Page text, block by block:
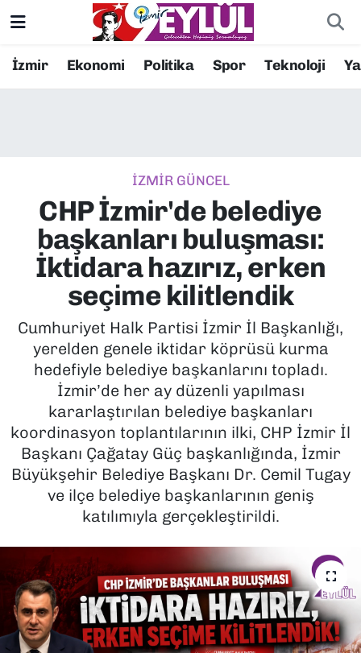
İzmir Ekonomi Politika Spor Teknoloji
İZMİR GÜNCEL
CHP İzmir'de belediye
başkanları buluşması:
İktidara hazırız, erken
seçime kilitlendik
Cumhuriyet Halk Partisi İzmir İl Başkanlığı,
yerelden genele iktidar köprüsü kurma
hedefiyle belediye başkanlarını topladı.
İzmir’de her ay düzenli yapılması
kararlaştırılan belediye başkanları
koordinasyon toplantılarının ilki, CHP İzmir İl
Başkanı Çağatay Güç başkanlığında, İzmir
Büyükşehir Belediye Başkanı Dr. Cemil Tugay
ve ilçe belediye başkanlarının geniş
katılımıyla gerçekleştirildi.
Resmi İlanlar
EKONOMİ
KÜLTÜR SANAT
MAGAZİN
POLİTİKA
SAĞLIK
SPOR
TEKNOLOJİ
YAŞAM
YEREL YÖNETİMLER
Konak Nöbetçi Eczaneler
Süper Lig Puan Durumu ve Fikstür
Tüm Manşetler
Son Dakika Haberleri
Haber Arşivi